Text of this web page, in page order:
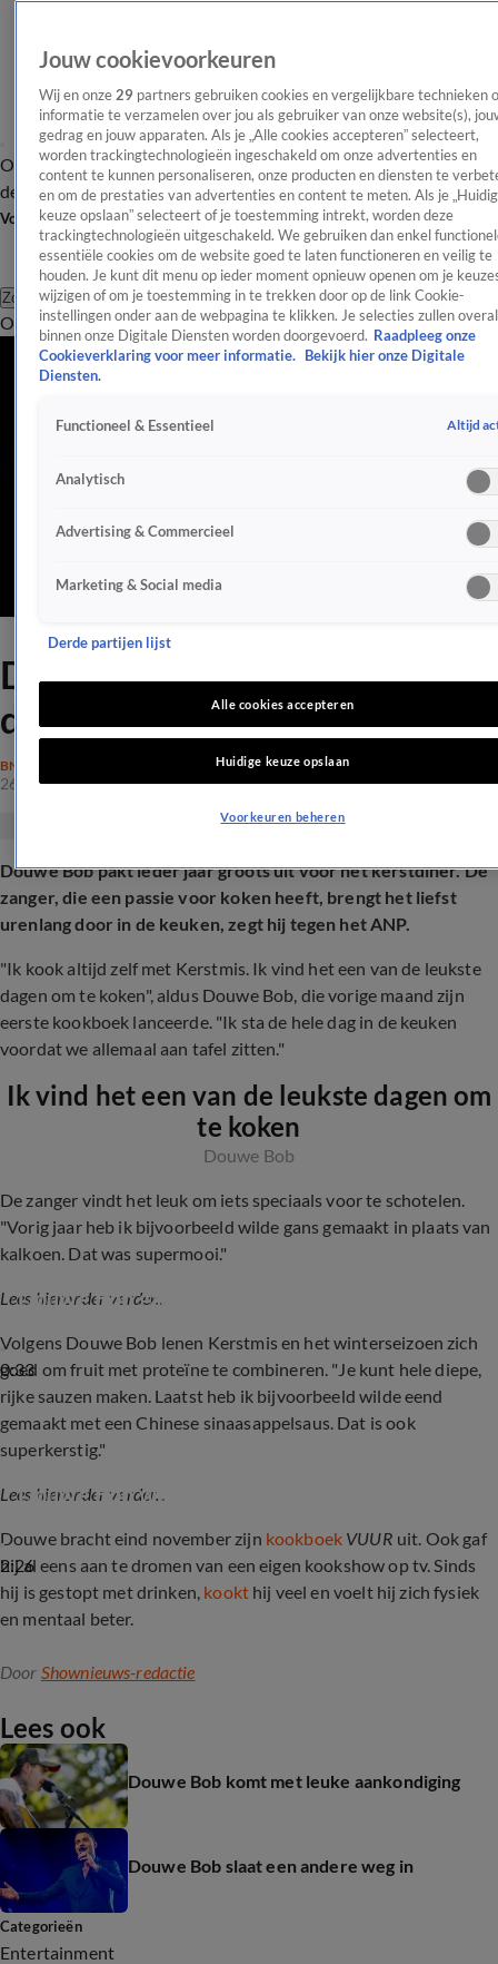
OverzichtAfleveringen Entertainment TV Algemeen
Tip
de redactieNieuwsbrief
Volg Shownieuws
Zoeken
OverzichtEntertainmentSpraakmakendRealityCrimeVideo's
Douwe Bob staat met kerst
de hele dag in de keuken
BN'ERS
26 dec 2025, 08:25
Douwe Bob pakt ieder jaar groots uit voor het kerstdiner. De
zanger, die een passie voor koken heeft, brengt het liefst
urenlang door in de keuken, zegt hij tegen het ANP.
"Ik kook altijd zelf met Kerstmis. Ik vind het een van de leukste
dagen om te koken", aldus Douwe Bob, die vorige maand zijn
eerste kookboek lanceerde. "Ik sta de hele dag in de keuken
voordat we allemaal aan tafel zitten."
Ik vind het een van de leukste dagen om
te koken
Douwe Bob
De zanger vindt het leuk om iets speciaals voor te schotelen.
"Vorig jaar heb ik bijvoorbeeld wilde gans gemaakt in plaats van
kalkoen. Dat was supermooi."
Lees hieronder verder...
0:33
Douwe Bob gaat kookboek schrijven
Volgens Douwe Bob lenen Kerstmis en het winterseizoen zich
goed om fruit met proteïne te combineren. "Je kunt hele diepe,
rijke sauzen maken. Laatst heb ik bijvoorbeeld wilde eend
gemaakt met een Chinese sinaasappelsaus. Dat is ook
superkerstig."
Lees hieronder verder...
2:26
Douwe Bob wil graag tv-kok worden
Douwe bracht eind november zijn kookboek VUUR uit. Ook gaf
hij al eens aan te dromen van een eigen kookshow op tv. Sinds
hij is gestopt met drinken, kookt hij veel en voelt hij zich fysiek
en mentaal beter.
Door Shownieuws-redactie
Lees ook
Douwe Bob komt met leuke aankondiging
Douwe Bob slaat een andere weg in
Categorieën
Entertainment
Jouw cookievoorkeuren
Wij en onze 29 partners gebruiken cookies en vergelijkbare technieken
informatie te verzamelen over jou als gebruiker van onze website(s),
gedrag en jouw apparaten. Als je „Alle cookies accepteren” selecteert,
worden trackingtechnologieën ingeschakeld om onze advertenties en
content te kunnen personaliseren, onze producten en diensten te
en om de prestaties van advertenties en content te meten. Als je
keuze opslaan” selecteert of je toestemming intrekt, worden deze
trackingtechnologieën uitgeschakeld. We gebruiken dan enkel
essentiële cookies om de website goed te laten functioneren en veilig te
houden. Je kunt dit menu op ieder moment opnieuw openen om je
wijzigen of om je toestemming in te trekken door op de link Cookie-
instellingen onder aan de webpagina te klikken. Je selecties zullen overal
binnen onze Digitale Diensten worden doorgevoerd. Raadpleeg onze
Cookieverklaring voor meer informatie.
Bekijk hier onze Digitale
Diensten.
Functioneel & Essentieel Altijd
Analytisch
Advertising & Commercieel
Marketing & Social media
Derde partijen lijst
Alle cookies accepteren
Huidige keuze opslaan
Voorkeuren beheren